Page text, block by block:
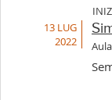
13 LUG
2022